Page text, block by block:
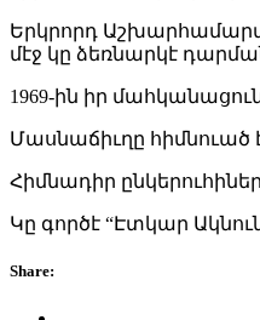
Երկրորդ
մէջ կը ձեռնարկէ
1969-ին իր
Մասնաճիւղը հիմնուած
Հիմնադիր
Կը գործէ “Էտկար
Share: